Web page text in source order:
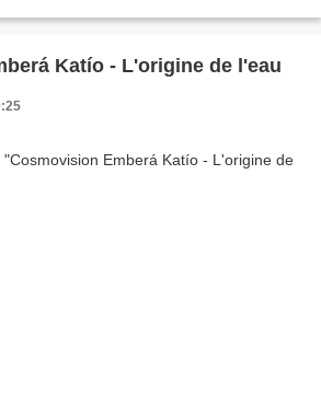
Katío - L'origine de l'eau